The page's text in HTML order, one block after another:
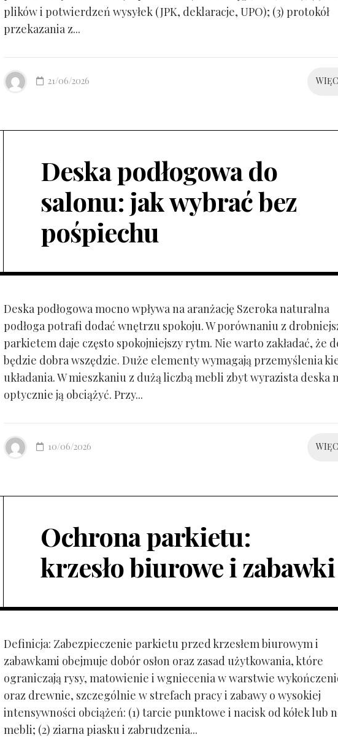
plików i potwierdzeń wysyłek (JPK, deklaracje, UPO); (3) protokół
przekazania z...
21/06/2026
Deska podłogowa do
salonu: jak wybrać bez
pośpiechu
Deska podłogowa mocno wpływa na aranżację Szeroka naturalna
podłoga potrafi dodać wnętrzu spokoju. W porównaniu z
parkietem daje często spokojniejszy rytm. Nie warto zakładać, że
będzie dobra wszędzie. Duże elementy wymagają przemyślenia
układania. W mieszkaniu z dużą liczbą mebli zbyt wyrazista deska
optycznie ją obciążyć. Przy...
10/06/2026
Ochrona parkietu:
krzesło biurowe i zabawki
Definicja: Zabezpieczenie parkietu przed krzesłem biurowym i
zabawkami obejmuje dobór osłon oraz zasad użytkowania, które
ograniczają rysy, matowienie i wgniecenia w warstwie
oraz drewnie, szczególnie w strefach pracy i zabawy o wysokiej
intensywności obciążeń: (1) tarcie punktowe i nacisk od kółek lub
mebli; (2) ziarna piasku i zabrudzenia...